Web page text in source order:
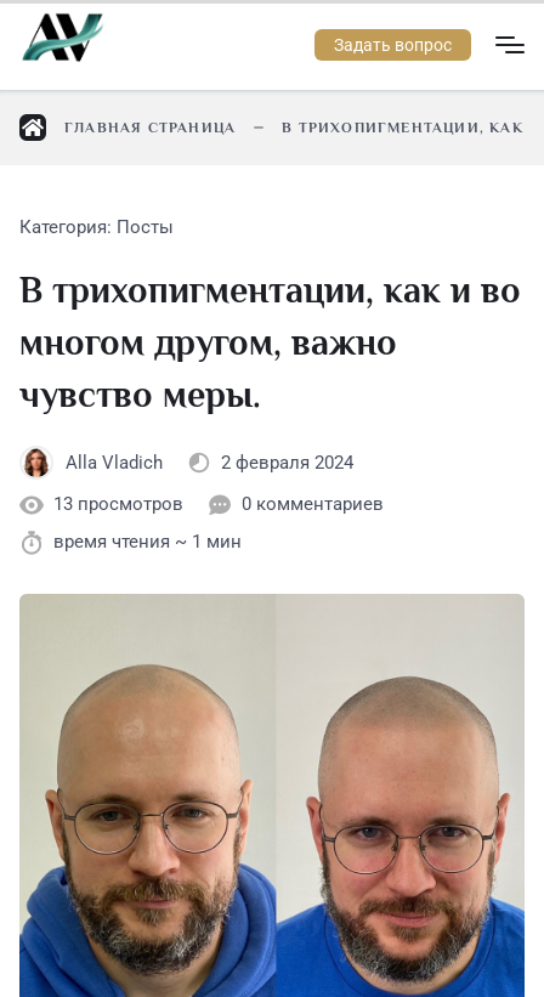
Задать вопрос
ГЛАВНАЯ СТРАНИЦА В ТРИХОПИГМЕНТАЦИИ, КАК
Категория: Посты
В трихопигментации, как и во
многом другом, важно
чувство меры.
Alla Vladich
2 февраля 2024
13 просмотров
0 комментариев
время чтения ~ 1 мин